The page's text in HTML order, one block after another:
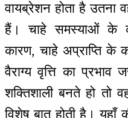
वायब्रेशन होता है उतना
हैं। चाहे समस्याओं के
कारण, चाहे अप्राप्ति के
वैराग्य वृत्ति का
शक्तिशाली बनते हो तो
विशेष बात होती है। यहाँ